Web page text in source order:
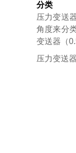
分类
压力变送
角度来分
变送器（
压力变送器